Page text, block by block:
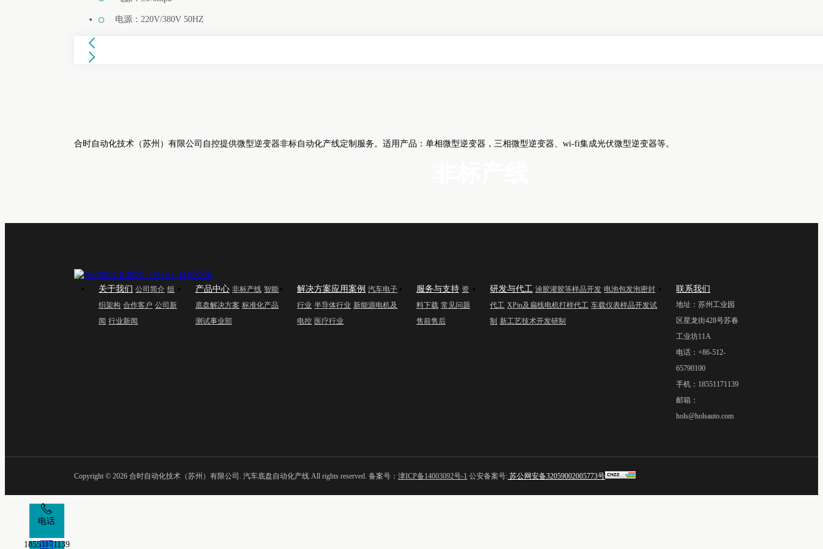
电源：220V/380V 50HZ
合时自动化技术（苏州）有限公司自控提供微型逆变器非标自动化产线定制服务。适用产品：单相微型逆变器，三相微型逆变器、wi-fi集成光伏微型逆变器等。
关于我们 公司简介 组
织架构 合作客户 公司新
闻 行业新闻
产品中心 非标产线 智能
底盘解决方案 标准化产品
测试事业部
解决方案应用案例 汽车电子
行业 半导体行业 新能源电机及
电控 医疗行业
服务与支持 资
料下载 常见问题
售前售后
研发与代工 涂胶灌胶等样品开发 电池包发泡密封
代工 XPin及扁线电机打样代工 车载仪表样品开发试
制 新工艺技术开发研制
联系我们
地址：苏州工业园
区星龙街428号苏春
工业坊11A
电话：+86-512-
65790100
手机：18551171139
邮箱：
hols@holsauto.com
Copyright ©2026 合时自动化技术（苏州）有限公司. 汽车底盘自动化产线 All rights reserved. 备案号：津ICP备14003092号-1 公安备案号: 苏公网安备32059002005773号
电话
18551171139